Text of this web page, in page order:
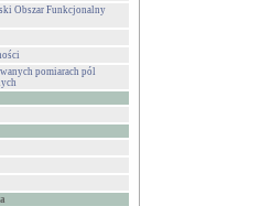
Obszar Funkcjonalny
pomiarach pól